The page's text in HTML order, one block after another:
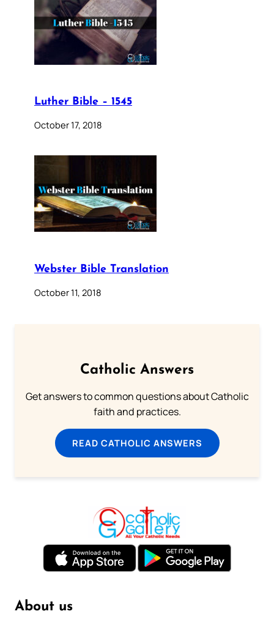
Luther Bible – 1545
October 17, 2018
Webster Bible Translation
October 11, 2018
Catholic Answers
Get answers to common questions about Catholic
faith and practices.
READ CATHOLIC ANSWERS
About us